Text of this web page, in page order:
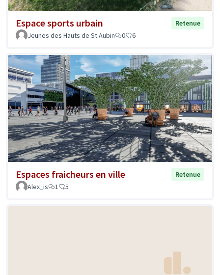
Espace sports urbain
Retenue
Jeunes des Hauts de St Aubin
0 6
Espaces fraicheurs en ville
Retenue
Alex_is
1 5